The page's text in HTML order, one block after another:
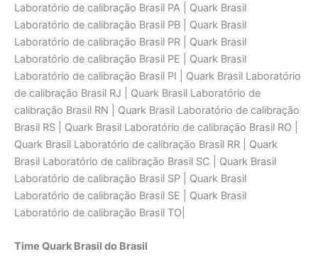
Laboratório de calibraçāo Brasil PA | Quark Brasil
Laboratório de calibraçāo Brasil PB | Quark Brasil
Laboratório de calibraçāo Brasil PR | Quark Brasil
Laboratório de calibraçāo Brasil PE | Quark Brasil
Laboratório de calibraçāo Brasil PI | Quark Brasil Laboratório
de calibraçāo Brasil RJ | Quark Brasil Laboratório de
calibraçāo Brasil RN | Quark Brasil Laboratório de calibraçāo
Brasil RS | Quark Brasil Laboratório de calibraçāo Brasil RO |
Quark Brasil Laboratório de calibraçāo Brasil RR | Quark
Brasil Laboratório de calibraçāo Brasil SC | Quark Brasil
Laboratório de calibraçāo Brasil SP | Quark Brasil
Laboratório de calibraçāo Brasil SE | Quark Brasil
Laboratório de calibraçāo Brasil TO|
Time Quark Brasil do Brasil